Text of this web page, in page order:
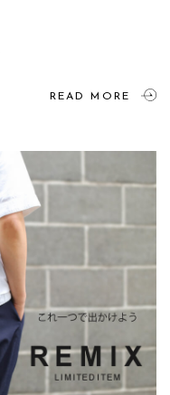
READ MORE